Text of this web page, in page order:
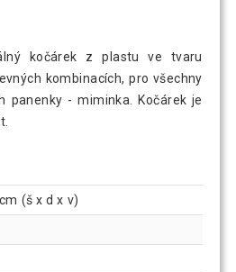
kočárek z plastu ve tvaru
kombinacích, pro všechny
panenky - miminka. Kočárek je
(š x d x v)